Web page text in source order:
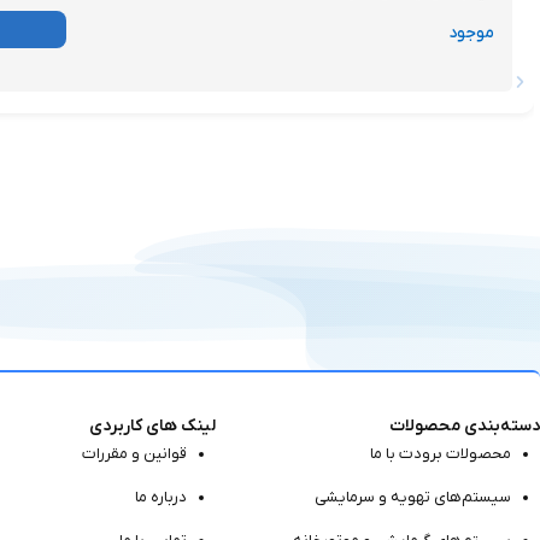
موجود
دسته‌بندی محصولات
محصولات برودت با ما
سیستم‌های تهویه و سرمایشی
لینک های کاربردی
قوانین و مقررات
درباره ما